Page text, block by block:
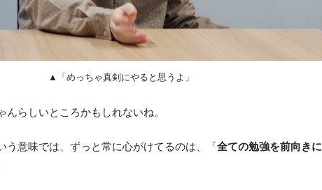
▲「めっちゃ真剣にやると思うよ」
らしいところかもしれないね。
う意味では、ずっと常に心がけてるのは、「全ての勉強を前向きに